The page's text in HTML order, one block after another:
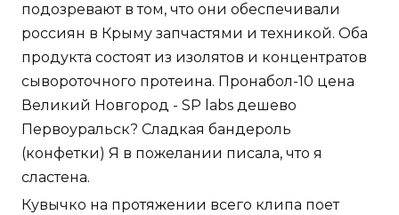
подозревают в том, что они обеспечивали
россиян в Крыму запчастями и техникой. Оба
продукта состоят из изолятов и концентратов
сывороточного протеина. Пронабол-10 цена
Великий Новгород - SP labs дешево
Первоуральск? Сладкая бандероль
(конфетки) Я в пожелании писала, что я
сластена.
Кувычко на протяжении всего клипа поет